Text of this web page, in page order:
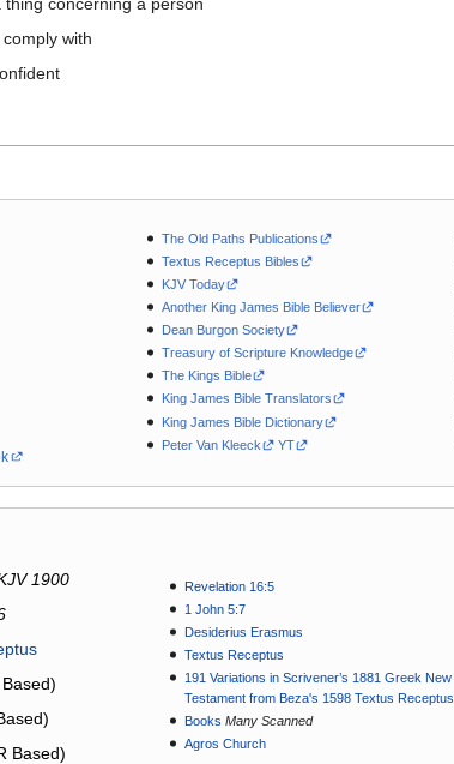
concerning a person
with
The Old Paths Publications
Textus Receptus Bibles
KJV Today
Another King James Bible Believer
Dean Burgon Society
Treasury of Scripture Knowledge
The Kings Bible
King James Bible Translators
King James Bible Dictionary
Peter Van Kleeck
YT
1900
Based)
Revelation 16:5
1 John 5:7
Desiderius Erasmus
Textus Receptus
191 Variations in Scrivener’s 1881 Greek New
Testament from Beza's 1598 Textus Receptus
Books Many Scanned
Agros Church